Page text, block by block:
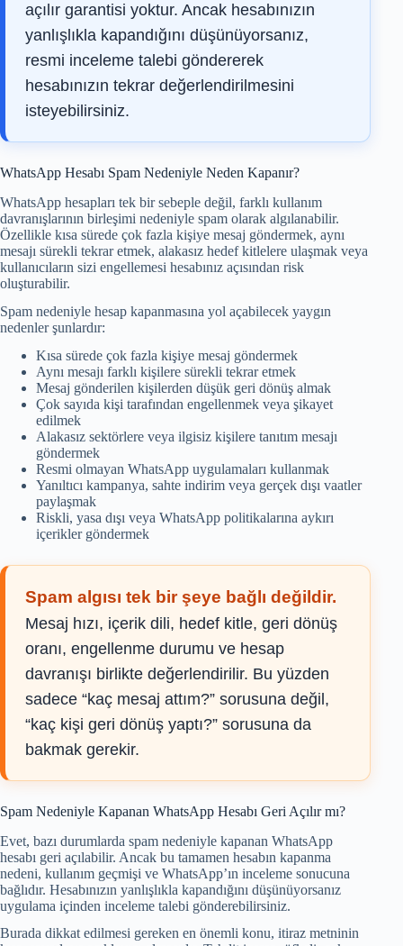
açılır garantisi yoktur. Ancak hesabınızın
yanlışlıkla kapandığını düşünüyorsanız,
resmi inceleme talebi göndererek
hesabınızın tekrar değerlendirilmesini
isteyebilirsiniz.
WhatsApp Hesabı Spam Nedeniyle Neden Kapanır?
WhatsApp hesapları tek bir sebeple değil, farklı kullanım
davranışlarının birleşimi nedeniyle spam olarak algılanabilir.
Özellikle kısa sürede çok fazla kişiye mesaj göndermek, aynı
mesajı sürekli tekrar etmek, alakasız hedef kitlelere ulaşmak veya
kullanıcıların sizi engellemesi hesabınız açısından risk
oluşturabilir.
Spam nedeniyle hesap kapanmasına yol açabilecek yaygın
nedenler şunlardır:
Kısa sürede çok fazla kişiye mesaj göndermek
Aynı mesajı farklı kişilere sürekli tekrar etmek
Mesaj gönderilen kişilerden düşük geri dönüş almak
Çok sayıda kişi tarafından engellenmek veya şikayet
edilmek
Alakasız sektörlere veya ilgisiz kişilere tanıtım mesajı
göndermek
Resmi olmayan WhatsApp uygulamaları kullanmak
Yanıltıcı kampanya, sahte indirim veya gerçek dışı vaatler
paylaşmak
Riskli, yasa dışı veya WhatsApp politikalarına aykırı
içerikler göndermek
Spam algısı tek bir şeye bağlı değildir.
Mesaj hızı, içerik dili, hedef kitle, geri dönüş
oranı, engellenme durumu ve hesap
davranışı birlikte değerlendirilir. Bu yüzden
sadece “kaç mesaj attım?” sorusuna değil,
“kaç kişi geri dönüş yaptı?” sorusuna da
bakmak gerekir.
Spam Nedeniyle Kapanan WhatsApp Hesabı Geri Açılır mı?
Evet, bazı durumlarda spam nedeniyle kapanan WhatsApp
hesabı geri açılabilir. Ancak bu tamamen hesabın kapanma
nedeni, kullanım geçmişi ve WhatsApp’ın inceleme sonucuna
bağlıdır. Hesabınızın yanlışlıkla kapandığını düşünüyorsanız
uygulama içinden inceleme talebi gönderebilirsiniz.
Burada dikkat edilmesi gereken en önemli konu, itiraz metninin